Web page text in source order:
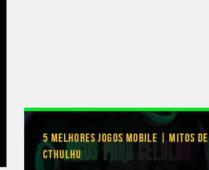
5 MELHORES JOGOS MOBILE | MITOS DE
CTHULHU